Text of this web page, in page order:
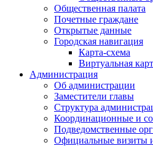
Общественная палата
Почетные граждане
Открытые данные
Городская навигация
Карта-схема
Виртуальная
Администрация
Об администрации
Заместители главы
Структура
Координационные и
Подведомственные
Официальные визиты